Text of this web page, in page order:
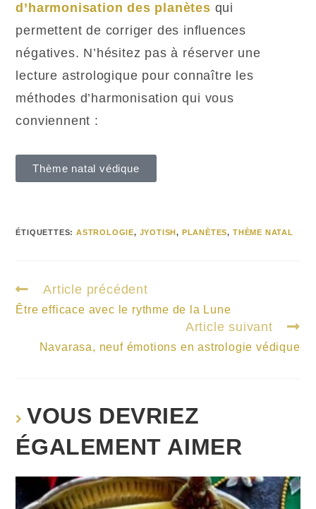
d’harmonisation des planètes qui
permettent de corriger des influences
négatives. N’hésitez pas à réserver une
lecture astrologique pour connaître les
méthodes d’harmonisation qui vous
conviennent :
Thème natal védique
ÉTIQUETTES:ASTROLOGIE, JYOTISH, PLANÈTES, THÈME NATAL
Article précédent
Être efficace avec le rythme de la Lune
Article suivant
Navarasa, neuf émotions en astrologie védique
VOUS DEVRIEZ
ÉGALEMENT AIMER